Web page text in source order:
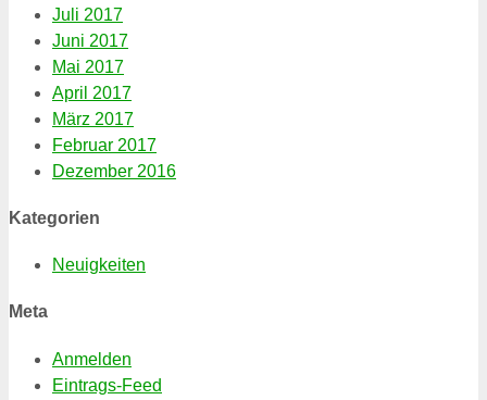
Juli 2017
Juni 2017
Mai 2017
April 2017
März 2017
Februar 2017
Dezember 2016
Kategorien
Neuigkeiten
Meta
Anmelden
Eintrags-Feed